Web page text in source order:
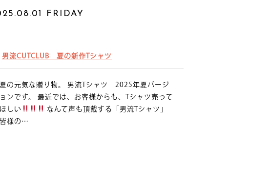
FRIDAY
男流CUTCLUB 夏の新作Tシャツ
夏の元気な贈り物。 男流Tシャツ 2025年夏バージ
ョンです。 最近では、お客様からも、Tシャツ売って
ほしい
なんて声も頂戴する「男流Tシャツ」
皆様の…